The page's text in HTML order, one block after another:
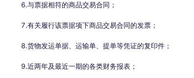
6.与票据相符的商品交易合同；
7.有关履行该票据项下商品交易合同的发票；
8.货物发运单据、运输单、提单等凭证的复印件；
9.近两年及最近一期的各类财务报表；